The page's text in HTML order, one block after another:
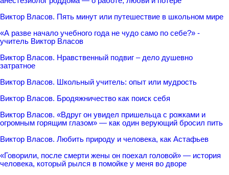
Виктор Власов. Пять минут или путешествие в школьном мире
«А разве начало учебного года не чудо само по себе?» -
учитель Виктор Власов
Виктор Власов. Нравственный подвиг – дело душевно
затратное
Виктор Власов. Школьный учитель: опыт или мудрость
Виктор Власов. Бродяжничество как поиск себя
Виктор Власов. «Вдруг он увидел пришельца с рожками и
огромным горящим глазом» — как один верующий бросил пить
Виктор Власов. Любить природу и человека, как Астафьев
«Говорили, после смерти жены он поехал головой» — история
человека, который рылся в помойке у меня во дворе